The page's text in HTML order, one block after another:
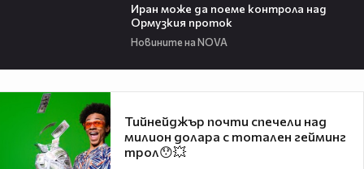
Иран може да поеме контрола над
Ормузкия проток
Новините на NOVA
Тийнейджър почти спечели над
милион долара с тотален гейминг
трол😯💥